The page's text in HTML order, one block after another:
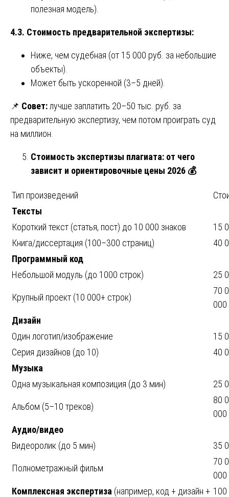
полезная модель).
4.3. Стоимость предварительной экспертизы:
Ниже, чем судебная (от 15 000 руб. за небольшие
объекты).
Может быть ускоренной (3–5 дней).
📌 Совет: лучше заплатить 20–50 тыс. руб. за
предварительную экспертизу, чем потом проиграть суд
на миллион.
Стоимость экспертизы плагиата: от чего
зависит и ориентировочные цены 2026 💰
Тип произведений
Тексты
Короткий текст (статья, пост) до 10 000 знаков
15
Книга/диссертация (100–300 страниц)
40
Программный код
Небольшой модуль (до 1000 строк)
25
Крупный проект (10 000+ строк)
70
000
Дизайн
Один логотип/изображение
15
Серия дизайнов (до 10)
40
Музыка
Одна музыкальная композиция (до 3 мин)
25
Альбом (5–10 треков)
80
000
Аудио/видео
Видеоролик (до 5 мин)
35
Полнометражный фильм
70
000
Комплексная экспертиза (например, код + дизайн +